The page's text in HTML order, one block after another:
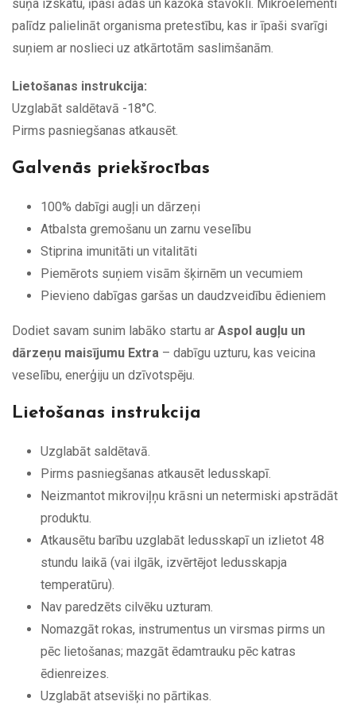
suņa izskatu, īpaši ādas un kažoka stāvokli. Mikroelementi
palīdz palielināt organisma pretestību, kas ir īpaši svarīgi
suņiem ar noslieci uz atkārtotām saslimšanām.
Lietošanas instrukcija:
Uzglabāt saldētavā -18°C.
Pirms pasniegšanas atkausēt.
Galvenās priekšrocības
100% dabīgi augļi un dārzeņi
Atbalsta gremošanu un zarnu veselību
Stiprina imunitāti un vitalitāti
Piemērots suņiem visām šķirnēm un vecumiem
Pievieno dabīgas garšas un daudzveidību ēdieniem
Dodiet savam sunim labāko startu ar Aspol augļu un
dārzeņu maisījumu Extra – dabīgu uzturu, kas veicina
veselību, enerģiju un dzīvotspēju.
Lietošanas instrukcija
Uzglabāt saldētavā.
Pirms pasniegšanas atkausēt ledusskapī.
Neizmantot mikroviļņu krāsni un netermiski apstrādāt
produktu.
Atkausētu barību uzglabāt ledusskapī un izlietot 48
stundu laikā (vai ilgāk, izvērtējot ledusskapja
temperatūru).
Nav paredzēts cilvēku uzturam.
Nomazgāt rokas, instrumentus un virsmas pirms un
pēc lietošanas; mazgāt ēdamtrauku pēc katras
ēdienreizes.
Uzglabāt atsevišķi no pārtikas.